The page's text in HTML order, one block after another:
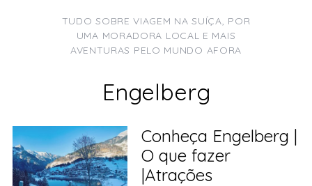
TUDO SOBRE VIAGEM NA SUÍÇA, POR
UMA MORADORA LOCAL E MAIS
AVENTURAS PELO MUNDO AFORA
Engelberg
Conheça Engelberg |
O que fazer
|Atrações